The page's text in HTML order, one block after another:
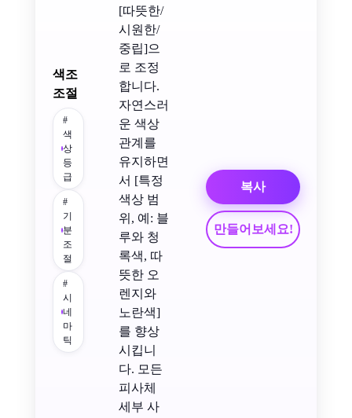
색조
조절
#
색
상
등
급
#
기
분
조
절
#
시
네
마
틱
[따뜻한/
시원한/
중립]으
로 조정
합니다.
자연스러
운 색상
관계를
유지하면
서 [특정
색상 범
위, 예: 블
루와 청
록색, 따
뜻한 오
렌지와
노란색]
를 향상
시킵니
다. 모든
피사체
세부 사
복사
만들어보세요!